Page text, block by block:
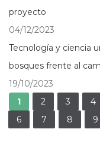
proyecto
04/12/2023
Tecnología y ciencia
bosques frente al
19/10/2023
Páginas
1 2 3 4
6
7 8 9